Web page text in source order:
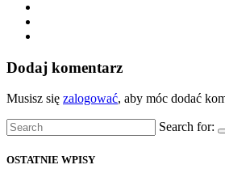
Dodaj komentarz
Musisz się zalogować, aby móc dodać
Search for:
OSTATNIE WPISY